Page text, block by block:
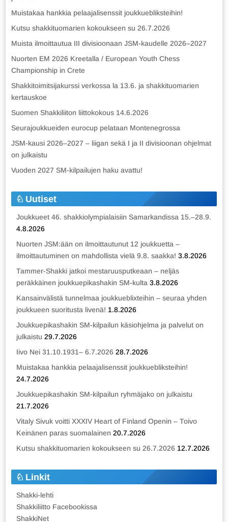
Muistakaa hankkia pelaajalisenssit joukkuebliksteihin!
Kutsu shakkituomarien kokoukseen su 26.7.2026
Muista ilmoittautua III divisioonaan JSM-kaudelle 2026–2027
Nuorten EM 2026 Kreetalla / European Youth Chess
Championship in Crete
Shakkitoimitsijakurssi verkossa la 13.6. ja shakkituomarien
kertauskoe
Suomen Shakkiliiton liittokokous 14.6.2026
Seurajoukkueiden eurocup pelataan Montenegrossa
JSM-kausi 2026–2027 – liigan sekä I ja II divisioonan ohjelmat
on julkaistu
Vuoden 2027 SM-kilpailujen haku avattu!
Uutiset
Joukkueet 46. shakkiolympialaisiin Samarkandissa 15.–28.9.
4.8.2026
Nuorten JSM:ään on ilmoittautunut 12 joukkuetta –
ilmoittautuminen on mahdollista vielä 9.8. saakka! 3.8.2026
Tammer-Shakki jatkoi mestaruusputkeaan – neljäs
peräkkäinen joukkuepikashakin SM-kulta 3.8.2026
Kansainvälistä tunnelmaa joukkueblixteihin – seuraa yhden
joukkueen suoritusta livenä! 1.8.2026
Joukkuepikashakin SM-kilpailun käsiohjelma ja palvelut on
julkaistu 29.7.2026
Iivo Nei 31.10.1931– 6.7.2026 28.7.2026
Muistakaa hankkia pelaajalisenssit joukkuebliksteihin!
24.7.2026
Joukkuepikashakin SM-kilpailun ryhmäjako on julkaistu
21.7.2026
Vitaly Sivuk voitti XXXIV Heart of Finland Openin – Toivo
Keinänen paras suomalainen 20.7.2026
Kutsu shakkituomarien kokoukseen su 26.7.2026 12.7.2026
Linkit
Shakki-lehti
Shakkiliitto Facebookissa
ShakkiNet